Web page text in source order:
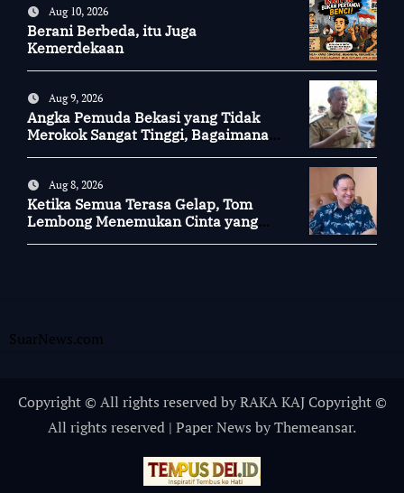
Aug 10, 2026
Berani Berbeda, itu Juga
Kemerdekaan
Aug 9, 2026
Angka Pemuda Bekasi yang Tidak
Merokok Sangat Tinggi, Bagaimana
Aug 8, 2026
Ketika Semua Terasa Gelap, Tom
Lembong Menemukan Cinta yang
SuarNews.com
Copyright © All rights reserved by RAKA KAJ Copyright ©
All rights reserved | Paper News byThemeansar.